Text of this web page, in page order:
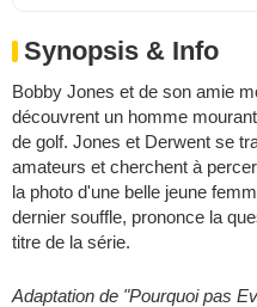
Synopsis & Info
Bobby Jones et de son amie
découvrent un homme
de golf. Jones et Derwent se
amateurs et cherchent à
la photo d'une belle jeune
dernier souffle, prononce la
titre de la série.
Adaptation de "Pourquoi pas